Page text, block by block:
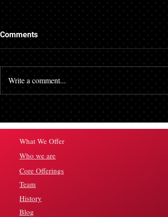
디지털 플랫폼 간 협업 확대: 다
양한 채널을 통합한 마케팅 전
Comments
Write a comment...
What We Offer
Who we are
Core Offerings
Team
History
Blog